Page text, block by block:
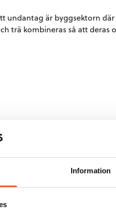
Information
undantag är byggsektorn
trä kombineras så att deras